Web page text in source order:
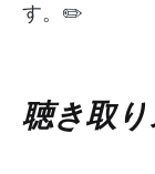
す。✏️
聴き取